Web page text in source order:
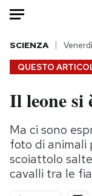
HOME
Italia
Politica
Tecnologia
Internet
Scienza
QUESTO
SCIENZA
Il leone si
Ma ci sono
foto di animali
scoiattolo
cavalli tra le